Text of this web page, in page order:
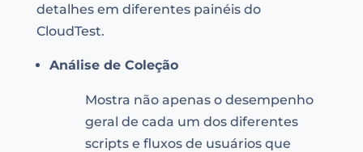
detalhes em diferentes painéis do
CloudTest.
Análise de Coleção
Mostra não apenas o desempenho
geral de cada um dos diferentes
scripts e fluxos de usuários que